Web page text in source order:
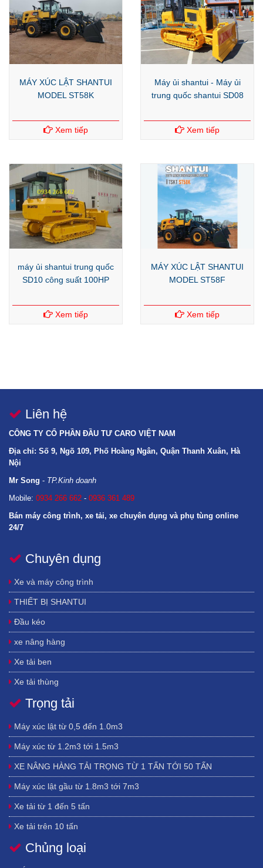
MÁY XÚC LẬT SHANTUI
MODEL ST58K
Xem tiếp
Máy ủi shantui - Máy ủi
trung quốc shantui SD08
Xem tiếp
máy ủi shantui trung quốc
SD10 công suất 100HP
Xem tiếp
MÁY XÚC LẬT SHANTUI
MODEL ST58F
Xem tiếp
Liên hệ
CÔNG TY CỔ PHẦN ĐẦU TƯ CARO VIỆT NAM
Địa chỉ: Số 9, Ngõ 109, Phố Hoàng Ngân, Quận Thanh Xuân, Hà
Nội
Mr Song - TP.Kinh doanh
Mobile: 0934 266 662 - 0936 361 489
Bán máy công trình, xe tải, xe chuyên dụng và phụ tùng online
24/7
GIAO HÀNG TOÀN QUỐC GỒM CÁC TỈNH: LÀO CAI, YÊN BÁI, ĐIỆN BIÊN, HOÀ
QUANG, THÁI NGUYÊN, PHÚ THỌ, BẮC GIANG, QUẢNG NINH, BẮC NINH, HÀ
NAM, HÀ NỘI, HẢI DƯƠNG, HẢI PHÒNG, HƯNG YÊN, NAM ĐỊNH, NINH
BÌNH, THÁI BÌNH, VĨNH PHÚC,THANH HOÁ, NGHỆ AN, HÀ TĨNH, QUẢNG
BÌNH, QUẢNG TRỊ VÀ THỪA THIÊN-HUẾ, ĐÀ NẴNG, QUẢNG NAM, QUẢNG
NGÃI, BÌNH ĐỊNH, PHÚ YÊN, KHÁNH HOÀ, NINH THUẬN, BÌNH THUẬN,
PHƯỚC, BÌNH DƯƠNG, ĐỒNG NAI, TÂY NINH, BÀ RỊA-VŨNG TÀU, THÀNH PHỐ
HỒ CHÍ MINH , LONG AN, ĐỒNG THÁP, TIỀN GIANG, AN GIANG, BẾN TRE, VĨNH
Chuyên dụng
Xe và máy công trình
THIẾT BỊ SHANTUI
Đầu kéo
xe nâng hàng
Xe tải ben
Xe tải thùng
Xe bồn
Xe gắn cẩu
xe trộn
Bơm bê tông trung quốc
Máy nâng đá Trung Quốc hiệu Liteng
đầu cắt gỗ và bóc vỏ waratah - Mỹ
máy khoan - máy ép cọc - búa rung ép cọc
lốp xe tải trung quốc
Trọng tải
Máy xúc lật từ 0,5 đến 1.0m3
Máy xúc từ 1.2m3 tới 1.5m3
XE NÂNG HÀNG TẢI TRỌNG TỪ 1 TẤN TỚI 50 TẤN
Máy xúc lật gầu từ 1.8m3 tới 7m3
Xe tải từ 1 đến 5 tấn
Xe tải trên 10 tấn
Xe tải 3 chân
Xe tải 4 chân
Chủng loại